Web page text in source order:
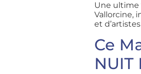
Une ultime
Vallorcine,
et
Ce
NUIT